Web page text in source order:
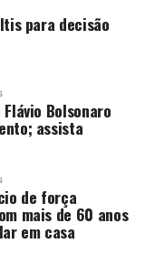
para decisão
Bolsonaro
assista
de força
mais de 60 anos
em casa